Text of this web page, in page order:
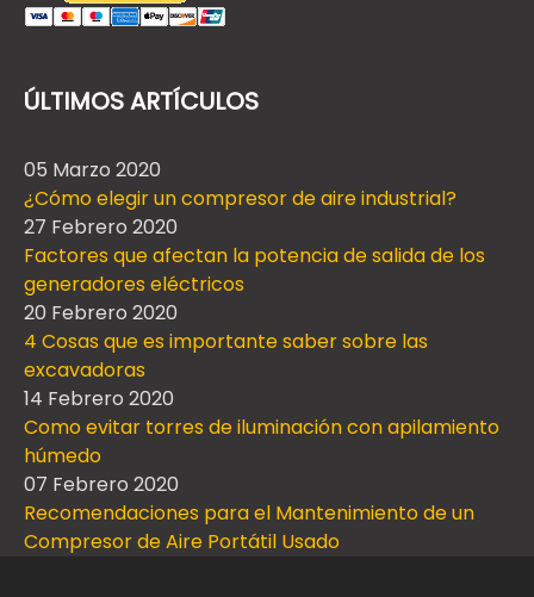
ÚLTIMOS ARTÍCULOS
05 Marzo 2020
¿Cómo elegir un compresor de aire industrial?
27 Febrero 2020
Factores que afectan la potencia de salida de los
generadores eléctricos
20 Febrero 2020
4 Cosas que es importante saber sobre las
excavadoras
14 Febrero 2020
Como evitar torres de iluminación con apilamiento
húmedo
07 Febrero 2020
Recomendaciones para el Mantenimiento de un
Compresor de Aire Portátil Usado